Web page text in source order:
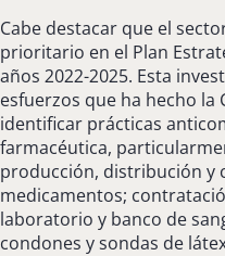
Cabe destacar que el
prioritario en el Plan
años 2022-2025. Esta
esfuerzos que ha hecho la
identificar prácticas
farmacéutica,
producción, distribución y
medicamentos;
laboratorio y banco de
condones y sondas de